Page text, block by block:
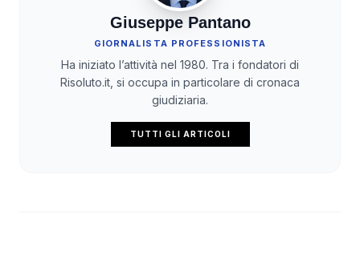
Giuseppe Pantano
GIORNALISTA PROFESSIONISTA
Ha iniziato l’attività nel 1980. Tra i fondatori di
Risoluto.it, si occupa in particolare di cronaca
giudiziaria.
TUTTI GLI ARTICOLI